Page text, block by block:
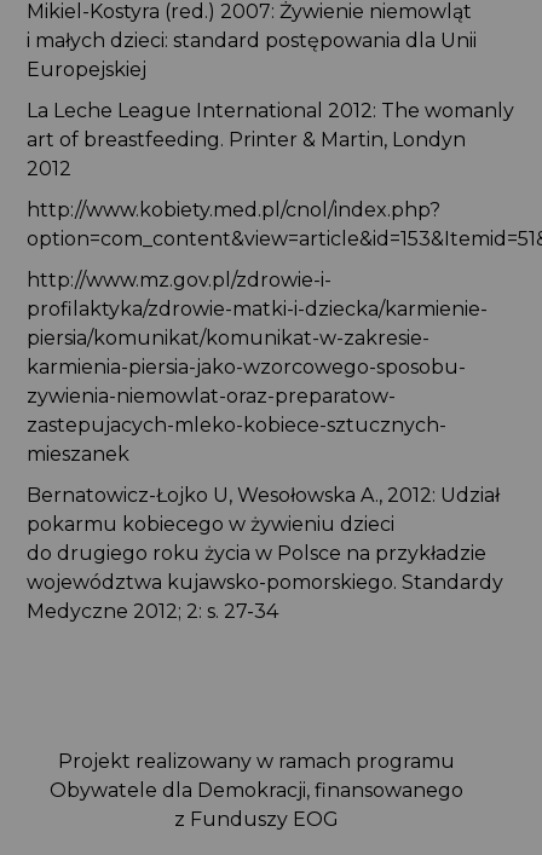
Mikiel-Kostyra (red.) 2007: Żywienie niemowląt
i małych dzieci: standard postępowania dla Unii
Europejskiej
La Leche League International 2012: The womanly
art of breastfeeding. Printer & Martin, Londyn
2012
http://www.kobiety.med.pl/cnol/index.php?
http://www.mz.gov.pl/zdrowie-i-
profilaktyka/zdrowie-matki-i-dziecka/karmienie-
piersia/komunikat/komunikat-w-zakresie-
karmienia-piersia-jako-wzorcowego-sposobu-
zywienia-niemowlat-oraz-preparatow-
zastepujacych-mleko-kobiece-sztucznych-
mieszanek
Bernatowicz-Łojko U, Wesołowska A., 2012: Udział
pokarmu kobiecego w żywieniu dzieci
do drugiego roku życia w Polsce na przykładzie
województwa kujawsko-pomorskiego. Standardy
Medyczne 2012; 2: s. 27-34
Projekt realizowany w ramach programu
Obywatele dla Demokracji, finansowanego
z Funduszy EOG